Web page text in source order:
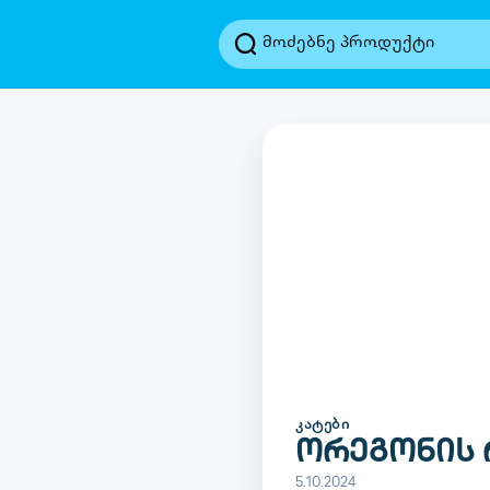
ᲙᲐᲢᲔᲑᲘ
ორეგონის
5.10.2024